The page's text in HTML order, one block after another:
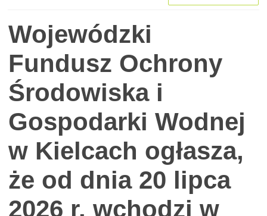
Wojewódzki
Fundusz Ochrony
Środowiska i
Gospodarki Wodnej
w Kielcach ogłasza,
że od dnia 20 lipca
2026 r. wchodzi w